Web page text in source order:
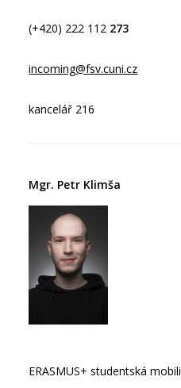
(+420) 222 112 273
incoming@fsv.cuni.cz
kancelář 216
Mgr. Petr Klimša
ERASMUS+ studentská